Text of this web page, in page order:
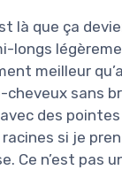
là que ça
longs
meilleur
cheveux sans
des
si je
Ce n’est pas